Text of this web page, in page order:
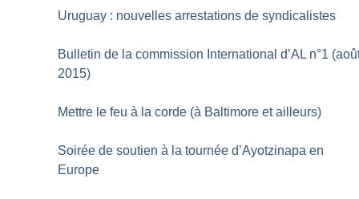
Uruguay : nouvelles arrestations de syndicalistes
Bulletin de la commission International d’AL n°1
2015)
Mettre le feu à la corde (à Baltimore et ailleurs)
Soirée de soutien à la tournée d’Ayotzinapa en
Europe